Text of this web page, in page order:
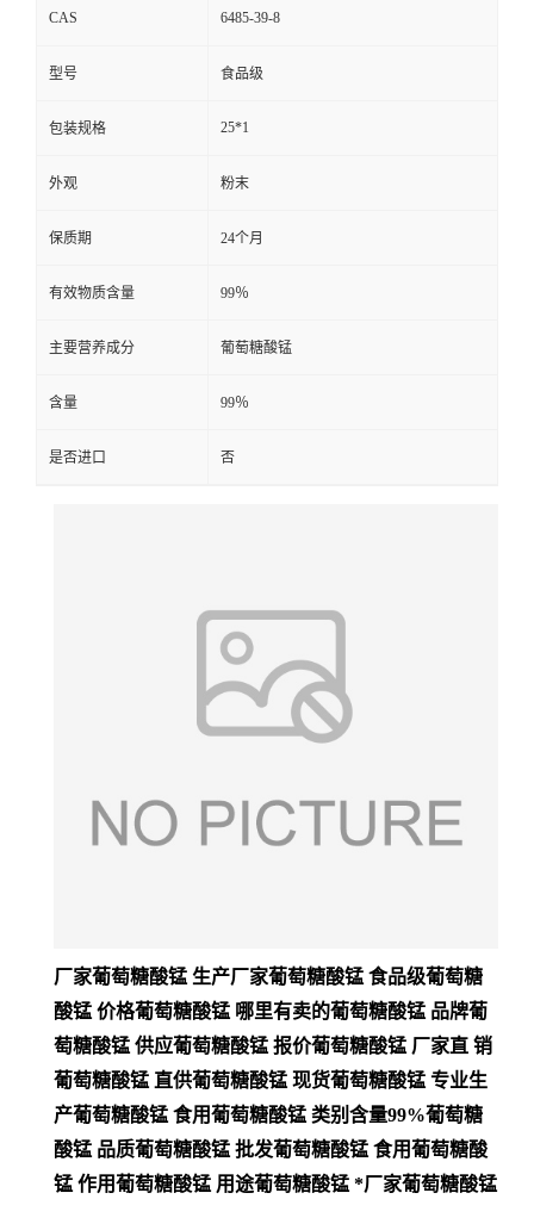
CAS 6485-39-8
型号 食品级
包装规格 25*1
外观 粉末
保质期 24个月
有效物质含量 99％
主要营养成分 葡萄糖酸锰
含量 99％
是否进口 否
厂家葡萄糖酸锰 生产厂家葡萄糖酸锰 食品级葡萄糖
酸锰 价格葡萄糖酸锰 哪里有卖的葡萄糖酸锰 品牌葡
萄糖酸锰 供应葡萄糖酸锰 报价葡萄糖酸锰 厂家直 销
葡萄糖酸锰 直供葡萄糖酸锰 现货葡萄糖酸锰 专业生
产葡萄糖酸锰 食用葡萄糖酸锰 类别含量99%葡萄糖
酸锰 品质葡萄糖酸锰 批发葡萄糖酸锰 食用葡萄糖酸
锰 作用葡萄糖酸锰 用途葡萄糖酸锰 *厂家葡萄糖酸锰